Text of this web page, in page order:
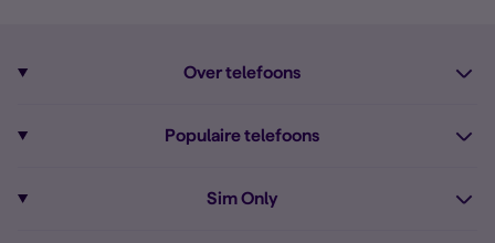
Over telefoons
Alle telefoons
Populaire telefoons
Sim Only